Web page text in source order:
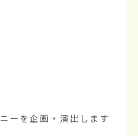
ーを企画・演出します